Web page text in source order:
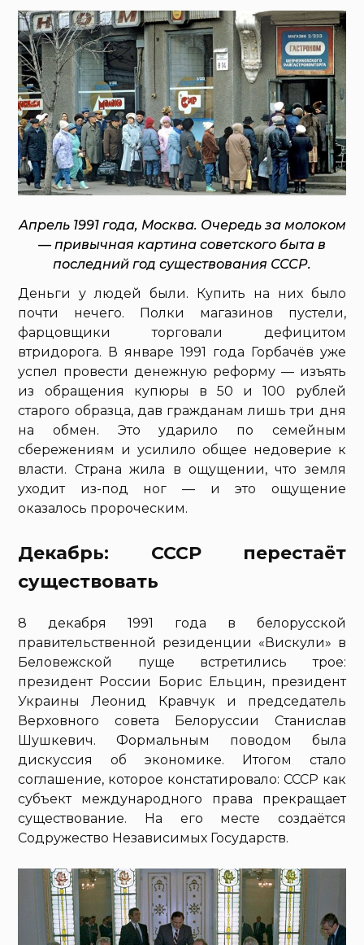
Апрель 1991 года, Москва. Очередь за молоком
— привычная картина советского быта в
последний год существования СССР.
Деньги у людей были. Купить на них было
почти нечего. Полки магазинов пустели,
фарцовщики торговали дефицитом
втридорога. В январе 1991 года Горбачёв уже
успел провести денежную реформу — изъять
из обращения купюры в 50 и 100 рублей
старого образца, дав гражданам лишь три дня
на обмен. Это ударило по семейным
сбережениям и усилило общее недоверие к
власти. Страна жила в ощущении, что земля
уходит из-под ног — и это ощущение
оказалось пророческим.
Декабрь: СССР перестаёт
существовать
8 декабря 1991 года в белорусской
правительственной резиденции «Вискули» в
Беловежской пуще встретились трое:
президент России Борис Ельцин, президент
Украины Леонид Кравчук и председатель
Верховного совета Белоруссии Станислав
Шушкевич. Формальным поводом была
дискуссия об экономике. Итогом стало
соглашение, которое констатировало: СССР как
субъект международного права прекращает
существование. На его месте создаётся
Содружество Независимых Государств.